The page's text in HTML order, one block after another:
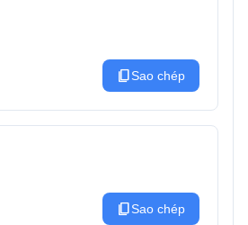
content_copySao chép
content_copySao chép